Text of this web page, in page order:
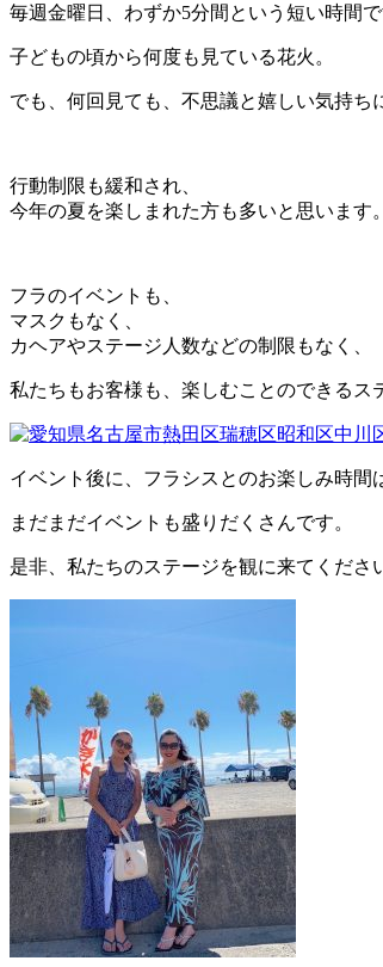
毎週金曜日、わずか5分間という短い時間
子どもの頃から何度も見ている花火。
でも、何回見ても、不思議と嬉しい気持ち
行動制限も緩和され、
今年の夏を楽しまれた方も多いと思います。
フラのイベントも、
マスクもなく、
カヘアやステージ人数などの制限もなく、
私たちもお客様も、楽しむことのできるス
イベント後に、フラシスとのお楽しみ時
まだまだイベントも盛りだくさんです。
是非、私たちのステージを観に来てくださ